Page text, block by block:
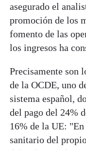
asegurado el
promoción de los
fomento de las
los ingresos ha
Precisamente son
de la OCDE, uno
sistema español,
del pago del 24%
16% de la UE: "En
sanitario del